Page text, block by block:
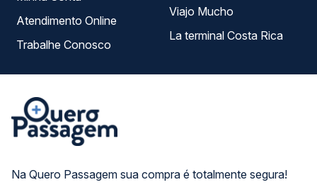
Na Quero Passagem sua compra é totalmente segura!
Atendimento Online
Trabalhe Conosco
Viajo Mucho
La terminal Costa Rica